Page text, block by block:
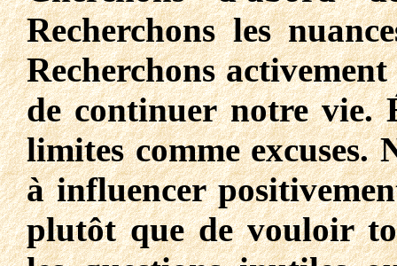
Recherchons les
Recherchons
de continuer notre vie.
limites comme excuses.
à influencer
plutôt que de vouloir